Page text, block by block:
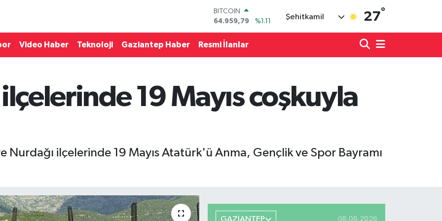
BITCOIN
64.959,79
%1.11
EURO
55,2510
%0.32
6660.55
%0.03
BİST100
Şehitkamil 27°
Video Haber Teknoloji Gaziantep Haber Resmi İlanlar
19 Mayıs coşkuyla
Nurdağı ilçelerinde 19 Mayıs Atatürk'ü Anma, Gençlik ve Spor Bayramı
GAZİANTEP 08.08.2026